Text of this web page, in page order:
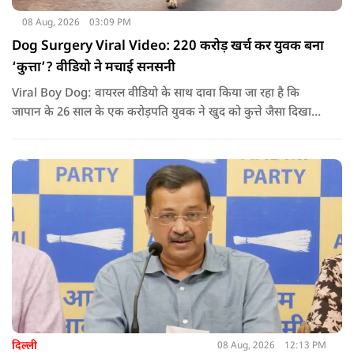
08 Aug, 2026 03:09 PM
Dog Surgery Viral Video: 220 करोड़ खर्च कर युवक बना
‘कुत्ता’? वीडियो ने मचाई सनसनी
Viral Boy Dog: वायरल वीडियो के साथ दावा किया जा रहा है कि
जापान के 26 साल के एक करोड़पति युवक ने खुद को कुत्ते जैसा दिखाने
करवाईं और अब वह कुत्ते की तरह दिखने, चलने और रहने की कोशिश
करता है.
दिल्ली 08 Aug, 2026 12:13 PM